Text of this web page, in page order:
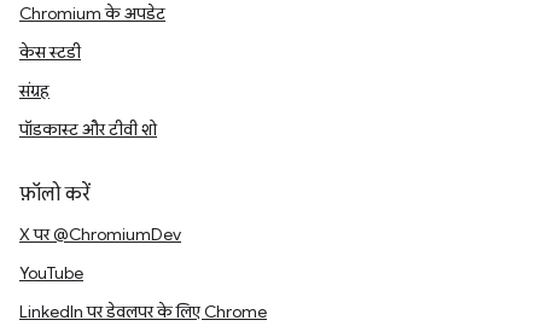
Chromium के अपडेट
केस स्टडी
संग्रह
पॉडकास्ट और टीवी शो
फ़ॉलो करें
X पर @ChromiumDev
YouTube
LinkedIn पर डेवलपर के लिए Chrome